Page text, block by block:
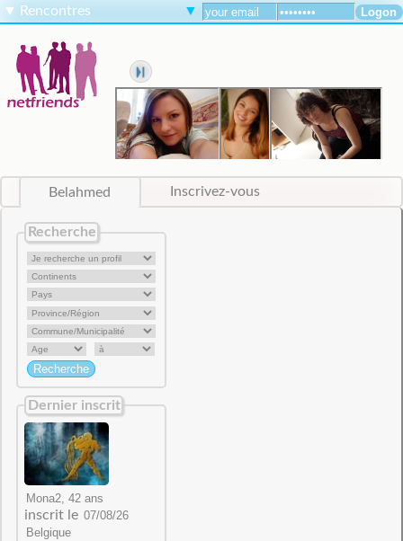
▼ Rencontres ▼
Belahmed Inscrivez-vous
Recherche
Dernier inscrit
inscrit le